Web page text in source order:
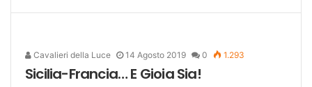
Cavalieri della Luce 14 Agosto 2019 0 1.293
Sicilia-Francia… E Gioia Sia!